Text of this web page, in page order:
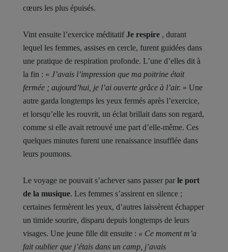
cœurs les plus épuisés.
Vint ensuite l’exercice méditatifJe respire , durant
lequel les femmes, assises en cercle, furent guidées dans
une pratique de respiration profonde. L’une d’elles dit à
la fin : « J’avais l’impression que ma poitrine était
fermée ; aujourd’hui, je l’ai ouverte grâce à l’air. » Une
autre garda longtemps les yeux fermés après l’exercice,
et lorsqu’elle les rouvrit, un éclat brillait dans son regard,
comme si elle avait retrouvé une part d’elle-même. Ces
quelques minutes furent une renaissance insufflée dans
leurs poumons.
Le voyage ne pouvait s’achever sans passer par le port
de la musique. Les femmes s’assirent en silence ;
certaines fermèrent les yeux, d’autres laissèrent échapper
un timide sourire, disparu depuis longtemps de leurs
visages. Une jeune fille dit ensuite : « Ce moment m’a
fait oublier que j’étais dans un camp, j’avais